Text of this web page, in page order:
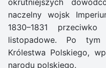
naczelny wojsk
1830–1831 przeciwko
listopadowe. Po tym
Królestwa Polskiego,
narodu polskiego.